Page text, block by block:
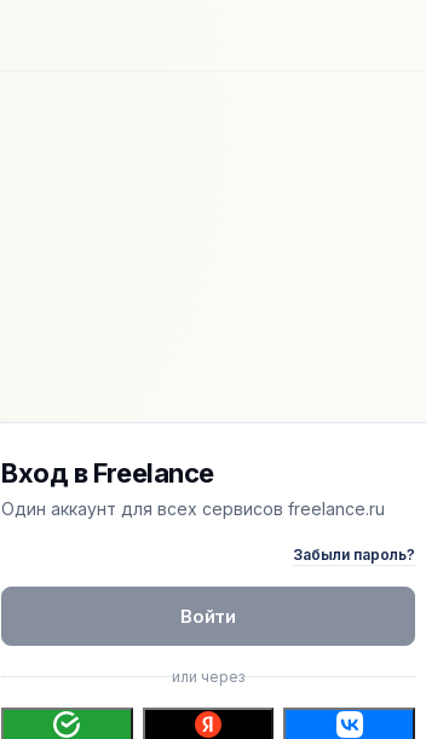
Вход в Freelance
Один аккаунт для всех сервисов freelance.ru
Забыли пароль?
Войти
или через